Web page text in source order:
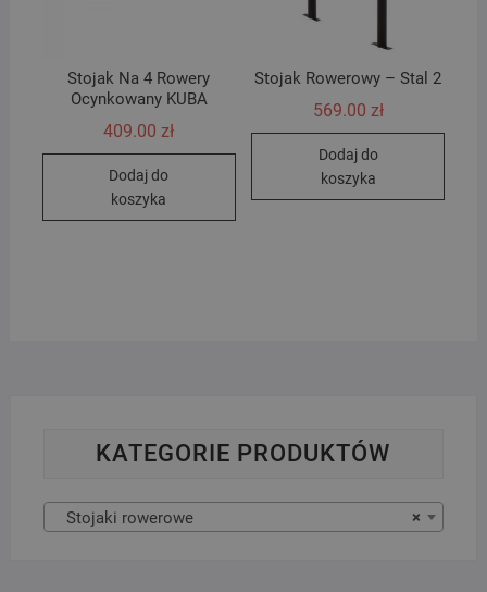
Stojak Na 4 Rowery
Ocynkowany KUBA
409.00 zł
Dodaj do
koszyka
Stojak Rowerowy – Stal 2
569.00 zł
Dodaj do
koszyka
KATEGORIE PRODUKTÓW
×
Stojaki rowerowe